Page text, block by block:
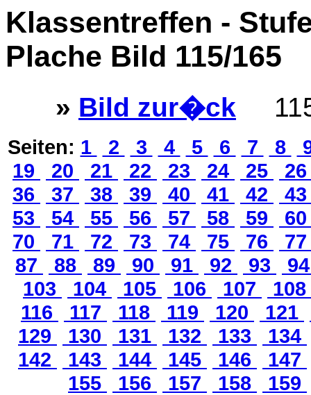
Klassentreffen -
Plache Bild 115/165
» Bild zur�ck
Seiten: 1 2 3 4 5 6 7 8
19
20 21 22 23 24 25
36
37 38 39 40 41 42
53
54 55 56 57 58 59
70
71 72 73 74 75 76
87
88 89 90 91 92 93
103
104 105 106 107
108
116
117 118 119 120 121
129
130 131 132 133
134
142
143 144 145 146
147
155
156 157 158 159